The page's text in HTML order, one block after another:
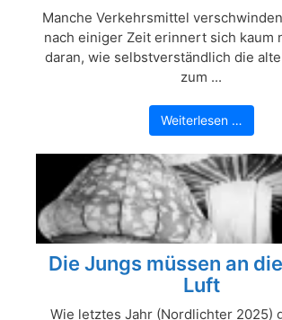
Manche Verkehrsmittel
nach einiger Zeit erinnert sich kaum
daran, wie selbstverständlich die
zum ...
Weiterlesen …
Die Jungs müssen an
Luft
Wie letztes Jahr (Nordlichter 2025)